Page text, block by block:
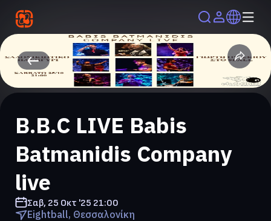
Β.Β.C LIVE Babis
Batmanidis Company
live
Σαβ, 25 Οκτ '25 21:00
Eightball, Θεσσαλονίκη